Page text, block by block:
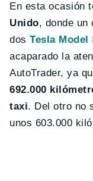
En esta ocasión
Unido, donde un
dosTesla Model
acaparado la
AutoTrader, ya
692.000
taxi. Del otro no
unos 603.000